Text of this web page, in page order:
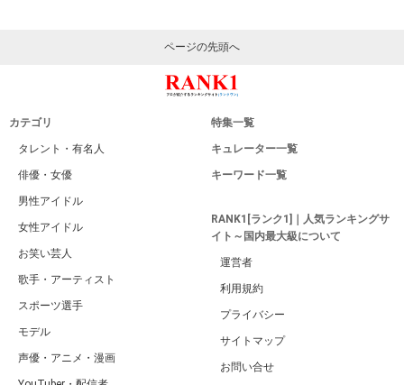
ページの先頭へ
カテゴリ
タレント・有名人
俳優・女優
男性アイドル
女性アイドル
お笑い芸人
歌手・アーティスト
スポーツ選手
モデル
声優・アニメ・漫画
特集一覧
キュレーター一覧
キーワード一覧
RANK1[ランク1]｜人気ランキングサ
イト～国内最大級について
運営者
利用規約
プライバシー
サイトマップ
お問い合せ